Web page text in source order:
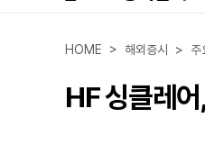
HOME > 해외증시 > 주
HF 싱클레